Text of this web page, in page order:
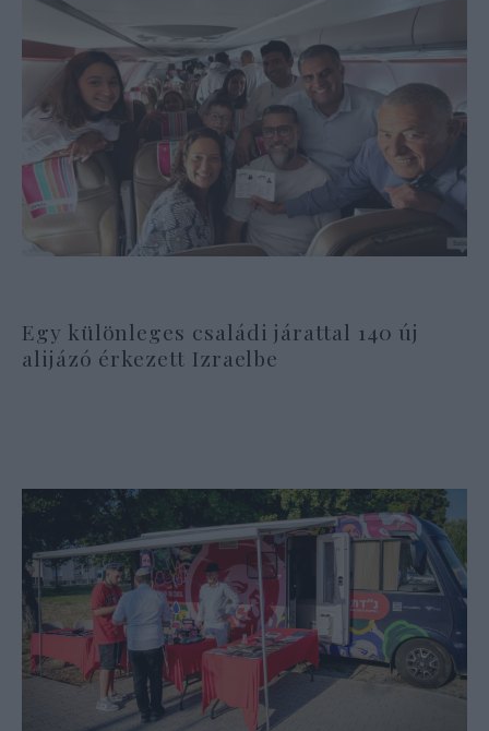
Egy különleges családi járattal 140 új
alijázó érkezett Izraelbe